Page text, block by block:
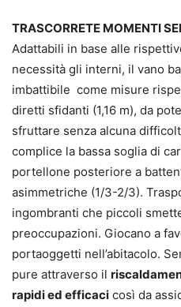
TRASCORRETE MOMENTI
Adattabili in base alle
necessità gli interni, il vano
imbattibile come misure
diretti sfidanti (1,16 m), da
sfruttare senza alcuna
complice la bassa soglia di
portellone posteriore a
asimmetriche (1/3-2/3).
ingombranti che piccoli
preoccupazioni. Giocano a
portaoggetti nell’abitacolo.
pure attraverso il
rapidi ed efficaci così da